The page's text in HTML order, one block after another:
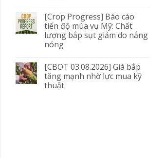
[Crop Progress] Báo cáo
tiến độ mùa vụ Mỹ: Chất
lượng bắp sụt giảm do nắng
nóng
[CBOT 03.08.2026] Giá bắp
tăng mạnh nhờ lực mua kỹ
thuật